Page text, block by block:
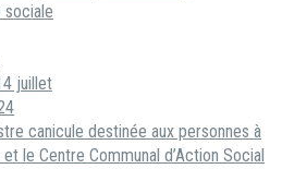
juillet
canicule destinée aux personnes à
le Centre Communal d’Action Social